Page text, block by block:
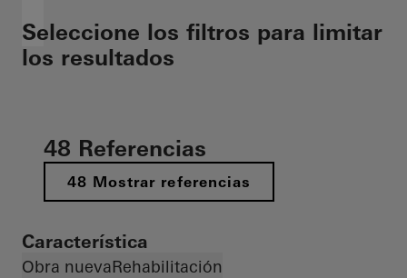
Seleccione los filtros para limitar
los resultados
48 Referencias
48 Mostrar referencias
Característica
Obra nuevaRehabilitación